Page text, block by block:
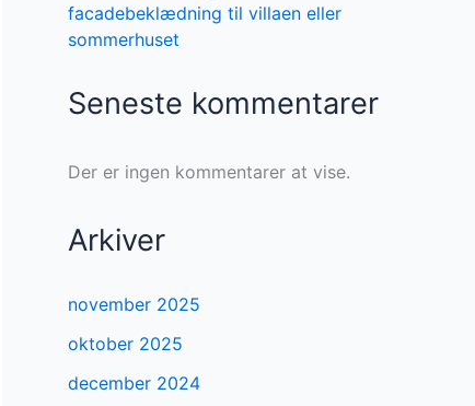
facadebeklædning til villaen eller
sommerhuset
Seneste kommentarer
Der er ingen kommentarer at vise.
Arkiver
november 2025
oktober 2025
december 2024